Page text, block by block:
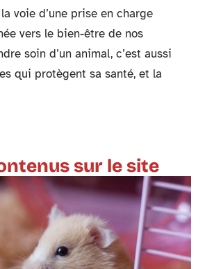
voie d’une prise en charge
vers le bien-être de nos
soin d’un animal, c’est aussi
qui protègent sa santé, et la
sur le site